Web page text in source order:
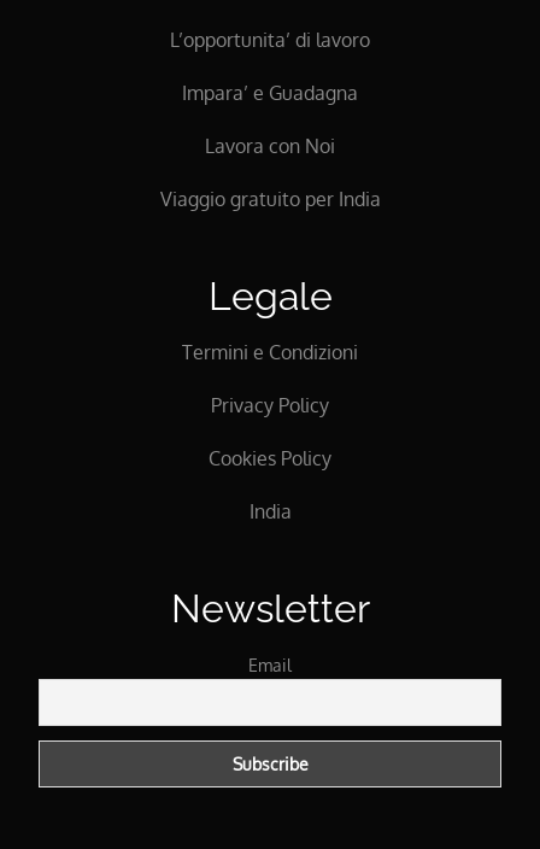
L’opportunita’ di lavoro
Impara’ e Guadagna
Lavora con Noi
Viaggio gratuito per India
Legale
Termini e Condizioni
Privacy Policy
Cookies Policy
India
Newsletter
Email